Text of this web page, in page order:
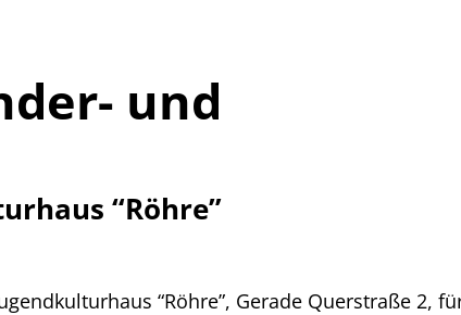
und
“Röhre”
“Röhre”, Gerade Querstraße 2,